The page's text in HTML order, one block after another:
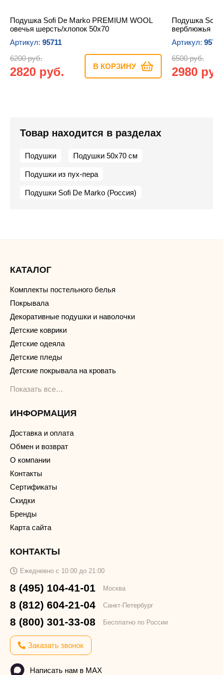
Подушка Sofi De Marko PREMIUM WOOL
овечья шерсть/хлопок 50х70
Артикул: 95711
6200 руб.
2820 руб. В КОРЗИНУ
Подушка Sofi
верблюжья
Артикул:
6500 руб.
2980
Товар находится в разделах
Подушки Подушки 50х70 см
Подушки из пух-пера
Подушки Sofi De Marko (Россия)
КАТАЛОГ
Комплекты постельного белья
Покрывала
Декоративные подушки и наволочки
Детские коврики
Детские одеяла
Детские пледы
Детские покрывала на кровать
Показать все…
ИНФОРМАЦИЯ
Доставка и оплата
Обмен и возврат
О компании
Контакты
Сертификаты
Скидки
Бренды
Карта сайта
КОНТАКТЫ
Ежедневно с 10:00 до 21:00
8 (495) 104-41-01 Москва
8 (812) 604-21-04 Санкт-Петербург
8 (800) 301-33-08 Бесплатно по России
Заказать звонок
Написать нам в MAX